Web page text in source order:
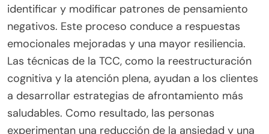
identificar y modificar patrones de pensamiento
negativos. Este proceso conduce a respuestas
emocionales mejoradas y una mayor resiliencia.
Las técnicas de la TCC, como la reestructuración
cognitiva y la atención plena, ayudan a los clientes
a desarrollar estrategias de afrontamiento más
saludables. Como resultado, las personas
experimentan una reducción de la ansiedad y una